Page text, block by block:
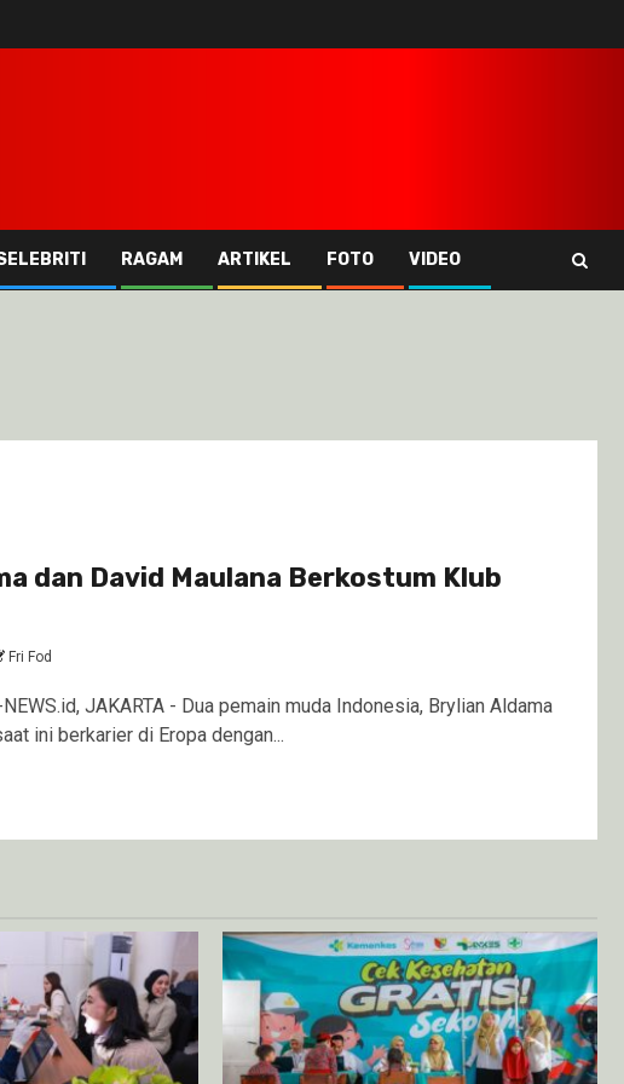
RAGAM ARTIKEL FOTO VIDEO
dan David Maulana Berkostum Klub
Fri Fod
JAKARTA - Dua pemain muda Indonesia, Brylian Aldama
ini berkarier di Eropa dengan...